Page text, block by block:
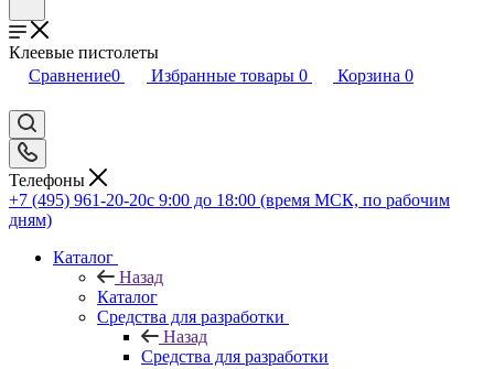
Клеевые пистолеты
Сравнение0 Избранные товары 0 Корзина 0
Телефоны
+7 (495) 961-20-20с 9:00 до 18:00 (время МСК, по рабочим
дням)
Каталог
Назад
Каталог
Средства для разработки
Назад
Средства для разработки